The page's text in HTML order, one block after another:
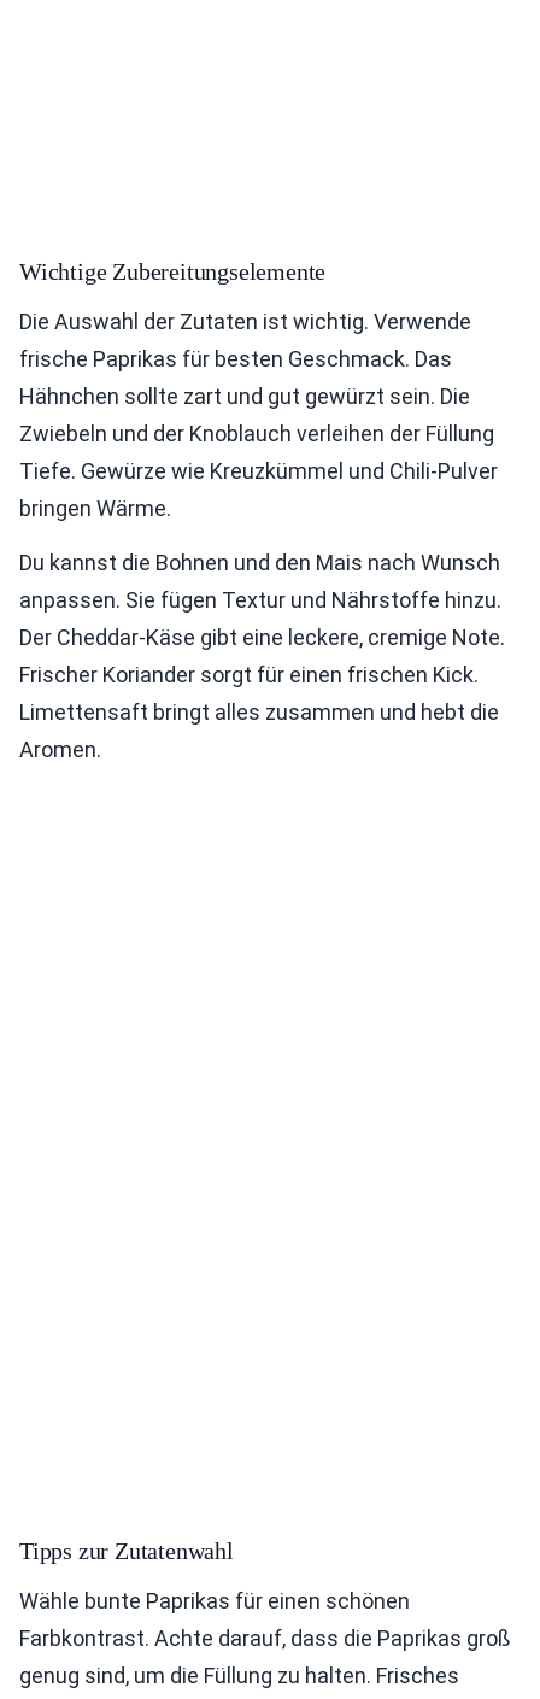
Wichtige Zubereitungselemente
Die Auswahl der Zutaten ist wichtig. Verwende
frische Paprikas für besten Geschmack. Das
Hähnchen sollte zart und gut gewürzt sein. Die
Zwiebeln und der Knoblauch verleihen der Füllung
Tiefe. Gewürze wie Kreuzkümmel und Chili-Pulver
bringen Wärme.
Du kannst die Bohnen und den Mais nach Wunsch
anpassen. Sie fügen Textur und Nährstoffe hinzu.
Der Cheddar-Käse gibt eine leckere, cremige Note.
Frischer Koriander sorgt für einen frischen Kick.
Limettensaft bringt alles zusammen und hebt die
Aromen.
Tipps zur Zutatenwahl
Wähle bunte Paprikas für einen schönen
Farbkontrast. Achte darauf, dass die Paprikas groß
genug sind, um die Füllung zu halten. Frisches